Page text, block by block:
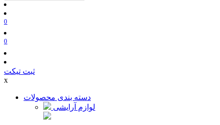
0
0
ثبت تیکت
x
دسته بندی محصولات
لوازم آرایشی